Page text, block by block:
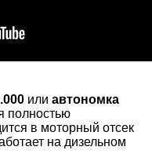
или автономка
полностью
в моторный отсек
на дизельном